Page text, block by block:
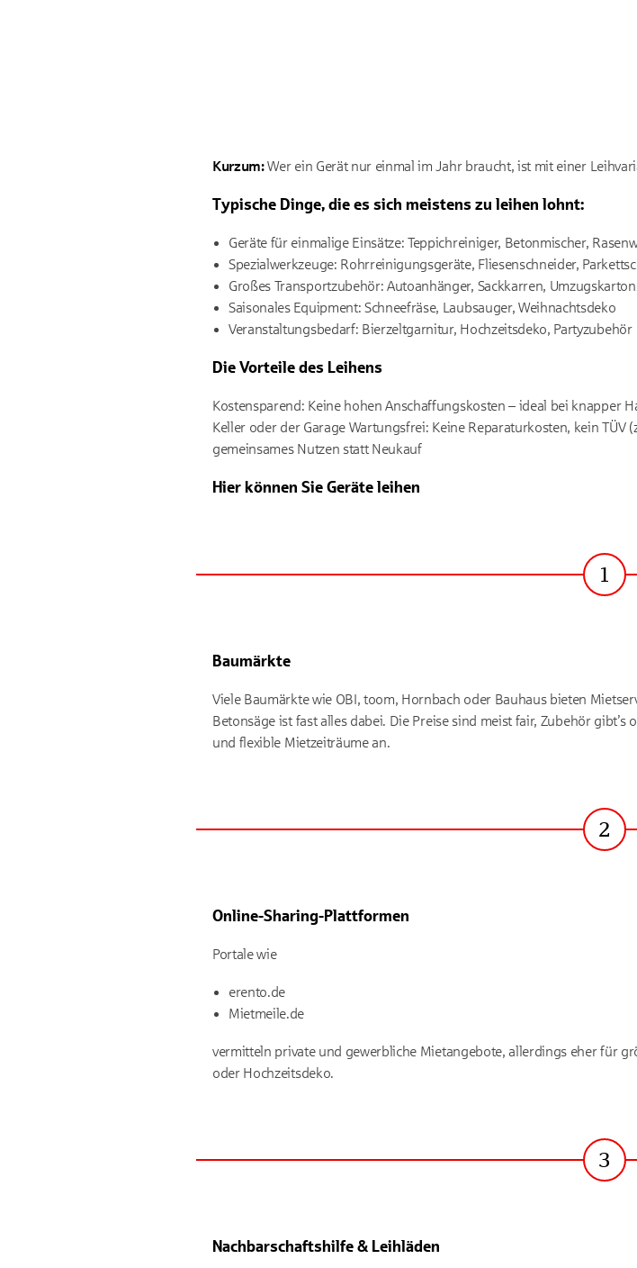
Kurzum:Wer ein Gerät nur einmal im Jahr braucht, ist mit einer
Typische Dinge, die es sich meistens zu leihen lohnt:
Geräte für einmalige Einsätze: Teppichreiniger, Betonmischer,
Spezialwerkzeuge: Rohrreinigungsgeräte, Fliesenschneider,
Großes Transportzubehör: Autoanhänger, Sackkarren,
Saisonales Equipment: Schneefräse, Laubsauger, Weihnachtsdeko
Veranstaltungsbedarf: Bierzeltgarnitur, Hochzeitsdeko, Partyzubehör
Die Vorteile des Leihens
Kostensparend: Keine hohen Anschaffungskosten – ideal bei knapper
Keller oder der Garage Wartungsfrei: Keine Reparaturkosten, kein TÜV
gemeinsames Nutzen statt Neukauf
Hier können Sie Geräte leihen
1
Baumärkte
Viele Baumärkte wie OBI, toom, Hornbach oder Bauhaus bieten
Betonsäge ist fast alles dabei. Die Preise sind meist fair, Zubehör
und flexible Mietzeiträume an.
2
Online-Sharing-Plattformen
Portale wie
erento.de
Mietmeile.de
vermitteln private und gewerbliche Mietangebote, allerdings eher für
oder Hochzeitsdeko.
3
Nachbarschaftshilfe & Leihläden